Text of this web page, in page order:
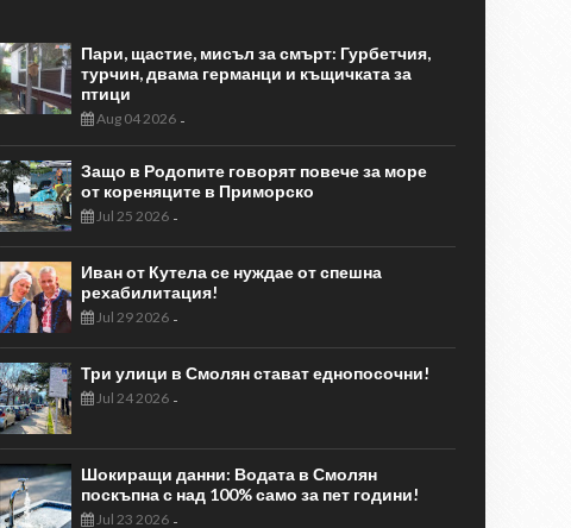
Пари, щастие, мисъл за смърт: Гурбетчия,
турчин, двама германци и къщичката за
птици
Aug 04 2026-
Защо в Родопите говорят повече за море
от кореняците в Приморско
Jul 25 2026-
Иван от Кутела се нуждае от спешна
рехабилитация!
Jul 29 2026-
Три улици в Смолян стават еднопосочни!
Jul 24 2026-
Шокиращи данни: Водата в Смолян
поскъпна с над 100% само за пет години!
Jul 23 2026-